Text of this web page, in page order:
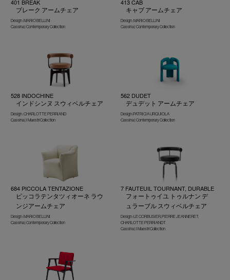
401 BREAK
ブレーク アームチェア
Design : MARIO BELLINI
Cassina | Contemporary Collection
413 CAB
キャブ アームチェア
Design : MARIO BELLINI
Cassina | Contemporary Collection
528 INDOCHINE
インドシンヌ スウィベルチェア
Design : CHARLOTTE PERRIAND
Cassina | I Maestri Collection
562 DUDET
デュデット アームチェア
Design :PATRICIA URQUIOLA
Cassina | Contemporary Collection
684 PICCOLA TENTAZIONE
ピッコラテンタツィオーネ ラウ
ンジアームチェア
Design : MARIO BELLINI
Cassina | Contemporary Collection
7 FAUTEUIL TOURNANT, DURABLE
フォートゥイユ トゥルナン デ
ュラーブル スウィベルチェア
Design : LE CORBUSIER, PIERRE JEANNERET,
CHARLOTTE PERRIANDT
Cassina | I Maestri Collection